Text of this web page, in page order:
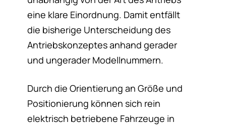
eine klare Einordnung. Damit entfällt
die bisherige Unterscheidung des
Antriebskonzeptes anhand gerader
und ungerader Modellnummern.
Durch die Orientierung an Größe und
Positionierung können sich rein
elektrisch betriebene Fahrzeuge in